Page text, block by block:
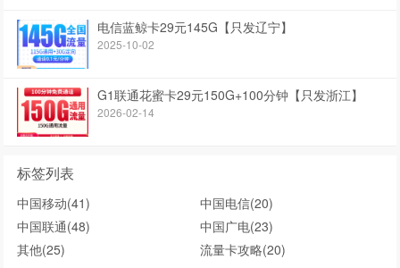
电信蓝鲸卡29元145G【只发辽宁】
2025-10-02
G1联通花蜜卡29元150G+100分钟【只发浙江】
2026-02-14
标签列表
中国移动(41) 中国电信(20)
中国联通(48) 中国广电(23)
其他(25) 流量卡攻略(20)